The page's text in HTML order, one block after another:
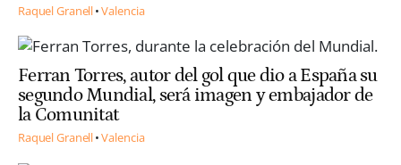
Raquel Granell Valencia
Ferran Torres, autor del gol que dio a España su
segundo Mundial, será imagen y embajador de
la Comunitat
Raquel Granell Valencia